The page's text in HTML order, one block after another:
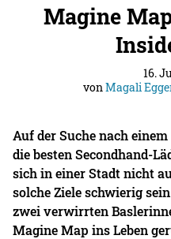
Magine
16.
vonMagali
Auf der Suche nach
die besten Secondhand-
sich in einer Stadt nicht
solche Ziele schwierig
zwei verwirrten
Magine Map ins Leben